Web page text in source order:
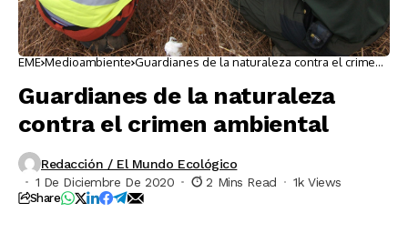
EME Medioambiente Guardianes de la naturaleza contra el crimen
Guardianes de la naturaleza
contra el crimen ambiental
Redacción / El Mundo Ecológico
1 De Diciembre De 2020
2 Mins Read 1k Views
Share